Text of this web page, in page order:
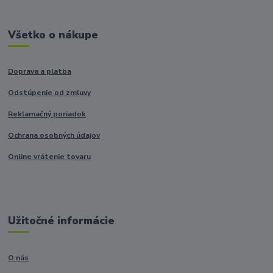
Všetko o nákupe
Doprava a platba
Odstúpenie od zmluvy
Reklamačný poriadok
Ochrana osobných údajov
Online vrátenie tovaru
Užitočné informácie
O nás